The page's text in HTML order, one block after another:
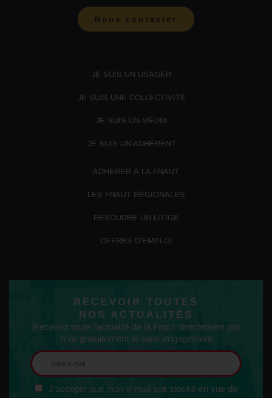
Nous contacter
JE SUIS UN USAGER
JE SUIS UNE COLLECTIVITÉ
JE SUIS UN MÉDIA
JE SUIS UN ADHÉRENT
ADHÉRER À LA FNAUT
LES FNAUT RÉGIONALES
RÉSOUDRE UN LITIGE
OFFRES D’EMPLOI
RECEVOIR TOUTES
NOS ACTUALITÉS
Recevez toute l'actualité de la Fnaut directement par
mail gratuitement et sans engagement
J'accepte que mon e-mail soit stocké en vue de